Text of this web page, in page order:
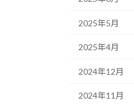
2025年5月
2025年4月
2024年12月
2024年11月